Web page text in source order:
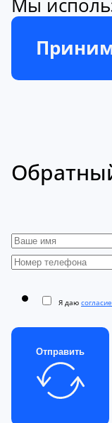
Мы
Я даю
Отправить